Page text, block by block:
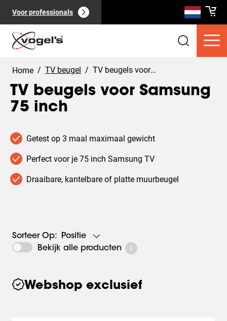
Voor professionals
Consumentenproducten (0 ):
Home / TV beugel / TV beugels voor Samsung 75 inch
TV beugels voor Samsung
75 inch
Getest op 3 maal maximaal gewicht
Perfect voor je 75 inch Samsung TV
Draaibare, kantelbare of platte muurbeugel
Sorteer Op:
Positie
Bekijk alle producten
Webshop exclusief